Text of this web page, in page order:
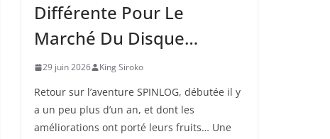
Différente Pour Le
Marché Du Disque…
29 juin 2026 King Siroko
Retour sur l’aventure SPINLOG, débutée il y
a un peu plus d’un an, et dont les
améliorations ont porté leurs fruits… Une